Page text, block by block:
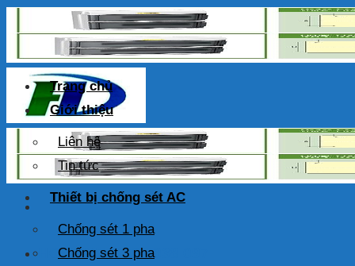
Skip
HOTLINE: 0925 038 097
Trang chủ
Giới thiệu
Liên hệ
Tin tức
Thiết bị chống sét AC
Chống sét 1 pha
Chống sét 3 pha